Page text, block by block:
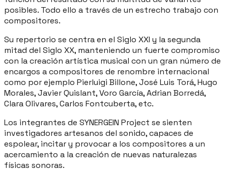
posibles. Todo ello a través de un estrecho trabajo con
compositores.
Su repertorio se centra en el Siglo XXI y la segunda
mitad del Siglo XX, manteniendo un fuerte compromiso
con la creación artística musical con un gran número de
encargos a compositores de renombre internacional
como por ejemplo Pierluigi Billone, José Luis Torá, Hugo
Morales, Javier Quislant, Voro García, Adrian Borredá,
Clara Olivares, Carlos Fontcuberta, etc.
Los integrantes de SYNERGEIN Project se sienten
investigadores artesanos del sonido, capaces de
espolear, incitar y provocar a los compositores a un
acercamiento a la creación de nuevas naturalezas
físicas sonoras.